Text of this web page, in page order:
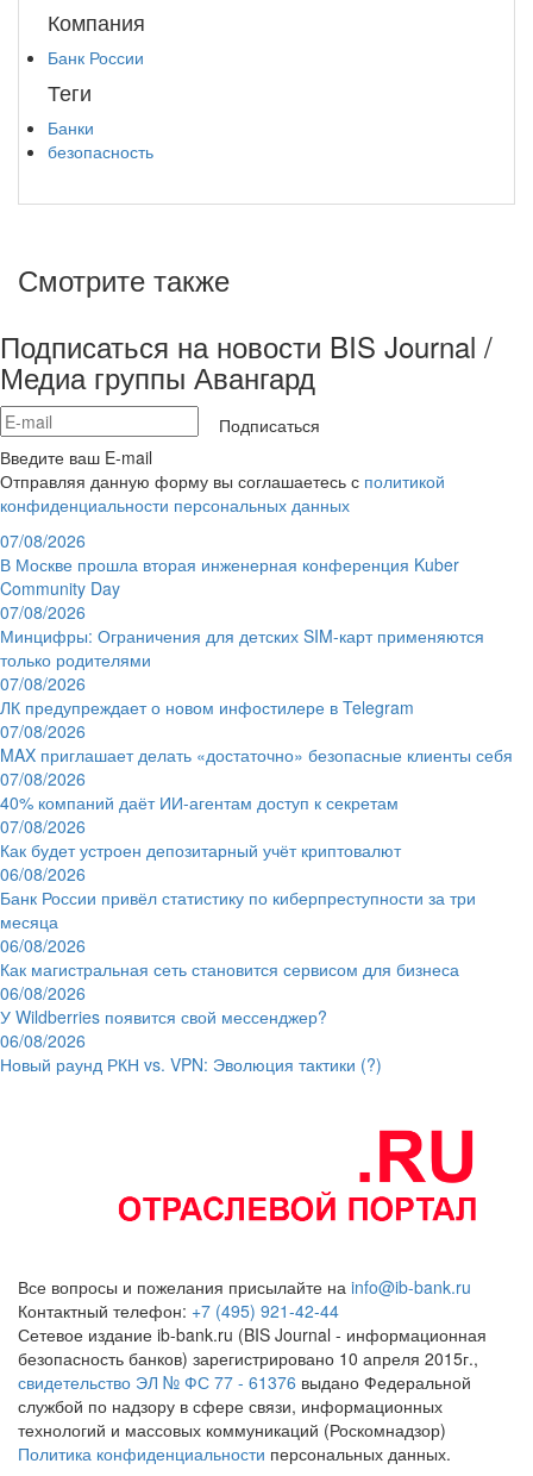
Компания
Банк России
Теги
Банки
безопасность
Смотрите также
Подписаться на новости BIS Journal /
Медиа группы Авангард
Подписаться
Введите ваш E-mail
Отправляя данную форму вы соглашаетесь с политикой
конфиденциальности персональных данных
07/08/2026
В Москве прошла вторая инженерная конференция Kuber
Community Day
07/08/2026
Минцифры: Ограничения для детских SIM-карт применяются
только родителями
07/08/2026
ЛК предупреждает о новом инфостилере в Telegram
07/08/2026
MAX приглашает делать «достаточно» безопасные клиенты себя
07/08/2026
40% компаний даёт ИИ‑агентам доступ к секретам
07/08/2026
Как будет устроен депозитарный учёт криптовалют
06/08/2026
Банк России привёл статистику по киберпреступности за три
месяца
06/08/2026
Как магистральная сеть становится сервисом для бизнеса
06/08/2026
У Wildberries появится свой мессенджер?
06/08/2026
Новый раунд РКН vs. VPN: Эволюция тактики (?)
Все вопросы и пожелания присылайте на info@ib-bank.ru
Контактный телефон: +7 (495) 921-42-44
Сетевое издание ib-bank.ru (BIS Journal - информационная
безопасность банков) зарегистрировано 10 апреля 2015г.,
свидетельство ЭЛ № ФС 77 - 61376 выдано Федеральной
службой по надзору в сфере связи, информационных
технологий и массовых коммуникаций (Роскомнадзор)
Политика конфиденциальности персональных данных.